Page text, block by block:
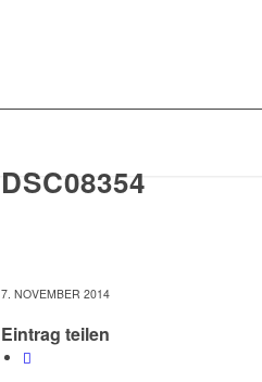
DSC08354
7. NOVEMBER 2014
Eintrag teilen